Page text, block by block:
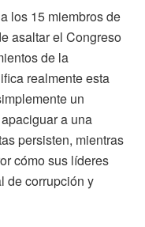
los 15 miembros de
asaltar el Congreso
de la
realmente esta
un
a una
persisten, mientras
cómo sus líderes
de corrupción y